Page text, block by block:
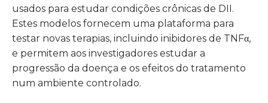
usados ​​para estudar condições crônicas de DII.
Estes modelos fornecem uma plataforma para
testar novas terapias, incluindo inibidores de TNFα,
e permitem aos investigadores estudar a
progressão da doença e os efeitos do tratamento
num ambiente controlado.